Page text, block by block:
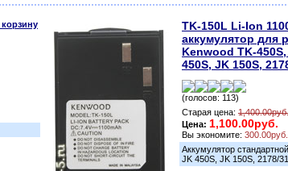
TK-150L Li-Ion
аккумулятор для
Kenwood TK-
450S, JK 150S,
(голосов: 113)
Старая цена: 1,400.00руб.
Цена: 1,100.00руб.
Вы экономите:
Аккумулятор
JK 450S, JK 150S, 2178/